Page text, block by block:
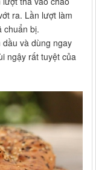
ra. Lần lượt làm
chuẩn bị.
và dùng ngay
ngậy rất tuyệt của